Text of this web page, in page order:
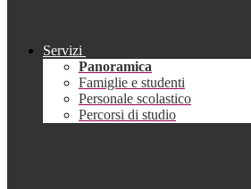
Servizi
Panoramica
Famiglie e studenti
Personale scolastico
Percorsi di studio